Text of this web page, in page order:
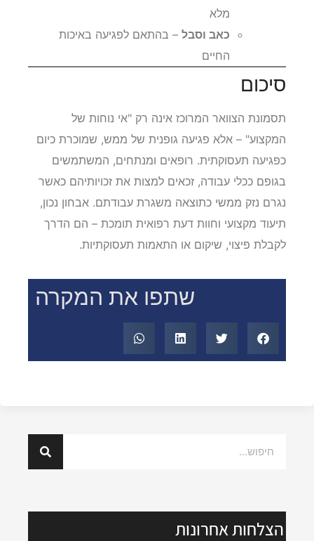
מלא
כאב וסבל – בהתאם לפגיעה באיכות
החיים
סיכום
תסמונת הצוואר המרוכז אינה רק "אי נוחות של
המקצוע" – אלא פגיעה גופנית של ממש, שמוכרת כיום
כפגיעה תעסוקתית. רופאים ומנתחים, המשתמשים
בגופם ככלי עבודה, זכאים למצות את זכויותיהם כאשר
נגרם נזק ממשי כתוצאה משגרת עבודתם. אבחון נכון,
תיעוד מקצועי וחוות דעת רפואית תומכת – הם הדרך
לקבלת פיצוי, שיקום או התאמות תעסוקתיות.
שתפו את המקרה
הצלחות אחרונות